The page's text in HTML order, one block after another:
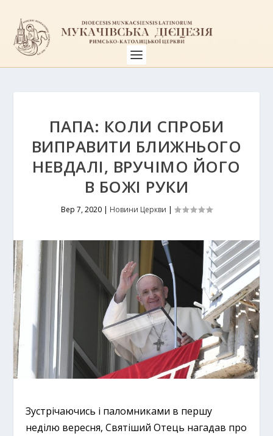
ПАПА: КОЛИ СПРОБИ
ВИПРАВИТИ БЛИЖНЬОГО
НЕВДАЛІ, ВРУЧІМО ЙОГО
В БОЖІ РУКИ
Вер 7, 2020 | Новини Церкви |
Зустрічаючись і паломниками в першу
неділю вересня, Святіший Отець нагадав про